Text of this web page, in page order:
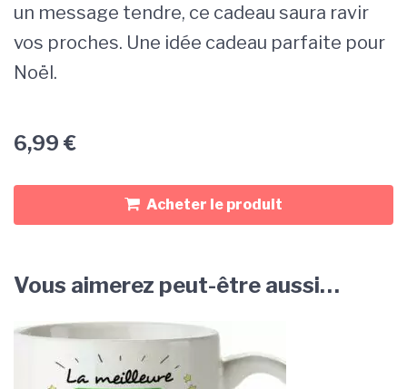
un message tendre, ce cadeau saura ravir
vos proches. Une idée cadeau parfaite pour
Noël.
6,99 €
Acheter le produit
Vous aimerez peut-être aussi…